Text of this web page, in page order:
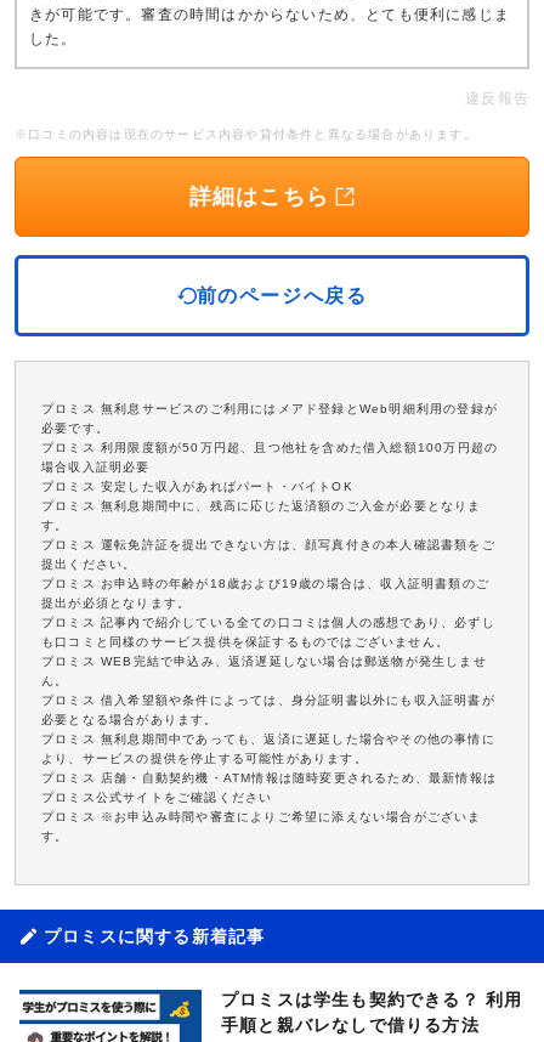
きが可能です。審査の時間はかからないため、とても便利に感じま
した。
違反報告
※口コミの内容は現在のサービス内容や貸付条件と異なる場合があります。
詳細はこちら
前のページへ戻る
プロミス 無利息サービスのご利用にはメアド登録とWeb明細利用の登録が
必要です。
プロミス 利用限度額が50万円超、且つ他社を含めた借入総額100万円超の
場合収入証明必要
プロミス 安定した収入があればパート・バイトOK
プロミス 無利息期間中に、残高に応じた返済額のご入金が必要となりま
す。
プロミス 運転免許証を提出できない方は、顔写真付きの本人確認書類をご
提出ください。
プロミス お申込時の年齢が18歳および19歳の場合は、収入証明書類のご
提出が必須となります。
プロミス 記事内で紹介している全ての口コミは個人の感想であり、必ずし
も口コミと同様のサービス提供を保証するものではございません。
プロミス WEB完結で申込み、返済遅延しない場合は郵送物が発生しませ
ん。
プロミス 借入希望額や条件によっては、身分証明書以外にも収入証明書が
必要となる場合があります。
プロミス 無利息期間中であっても、返済に遅延した場合やその他の事情に
より、サービスの提供を停止する可能性があります。
プロミス 店舗・自動契約機・ATM情報は随時変更されるため、最新情報は
プロミス公式サイトをご確認ください
プロミス ※お申込み時間や審査によりご希望に添えない場合がございま
す。
プロミスに関する新着記事
プロミスは学生も契約できる？ 利用
手順と親バレなしで借りる方法